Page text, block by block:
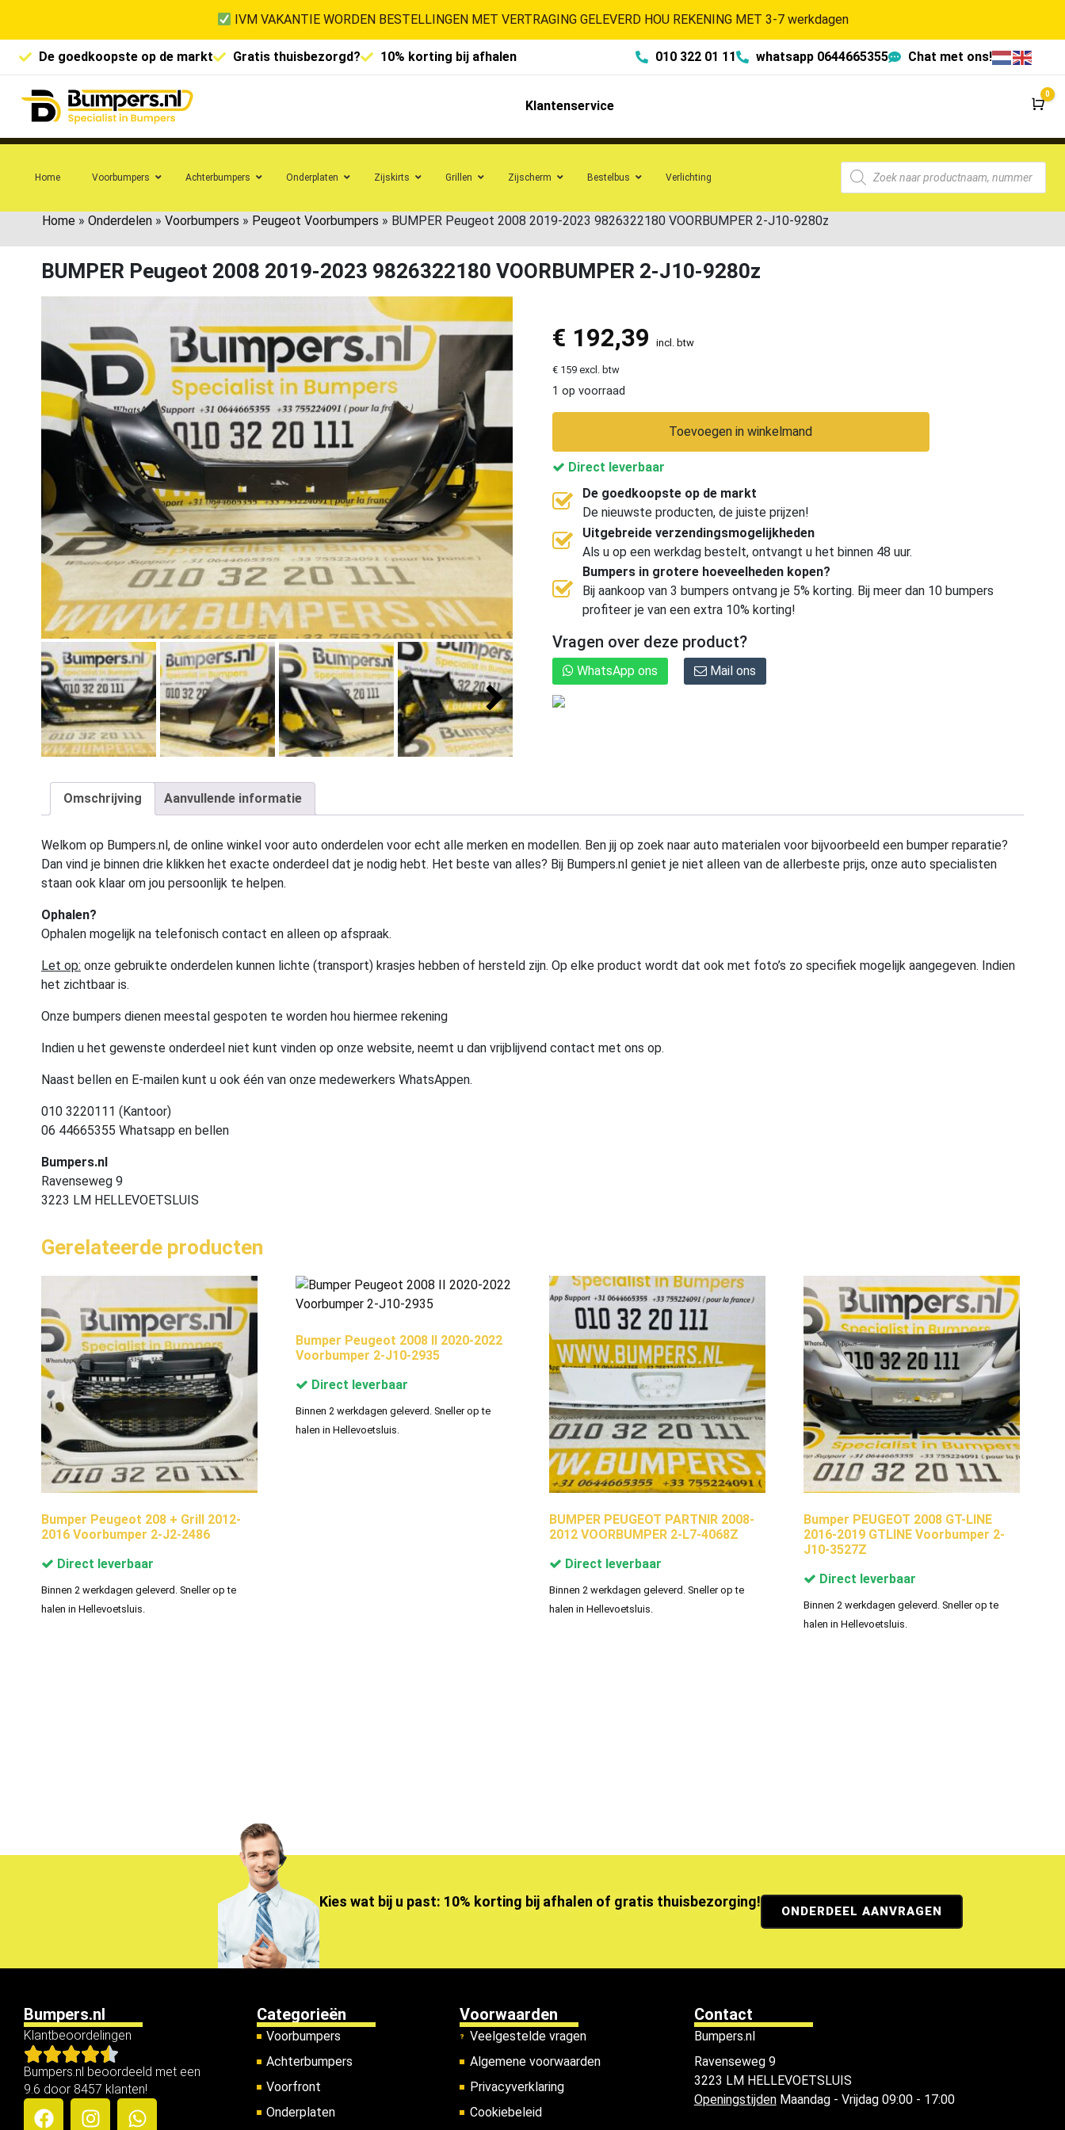
IVM VAKANTIE WORDEN BESTELLINGEN MET VERTRAGING GELEVERD HOU REKENING MET 3-7 werkdagen
De goedkoopste op de markt Gratis thuisbezorgd? 10% korting bij afhalen 010 322 01 11 whatsapp 0644665355 Chat met ons!
Klantenservice
0
Home Voorbumpers Achterbumpers Onderplaten Zijskirts Grillen Zijscherm Bestelbus Verlichting
Home » Onderdelen » Voorbumpers » Peugeot Voorbumpers » BUMPER Peugeot 2008 2019-2023 9826322180 VOORBUMPER 2-J10-9280z
BUMPER Peugeot 2008 2019-2023 9826322180 VOORBUMPER 2-J10-9280z
€ 192,39 incl. btw
€ 159 excl. btw
1 op voorraad
Toevoegen in winkelmand
Direct leverbaar
De goedkoopste op de markt
De nieuwste producten, de juiste prijzen!
Uitgebreide verzendingsmogelijkheden
Als u op een werkdag bestelt, ontvangt u het binnen 48 uur.
Bumpers in grotere hoeveelheden kopen?
Bij aankoop van 3 bumpers ontvang je 5% korting. Bij meer dan 10 bumpers
profiteer je van een extra 10% korting!
Vragen over deze product?
WhatsApp ons Mail ons
Omschrijving Aanvullende informatie
Welkom op Bumpers.nl, de online winkel voor auto onderdelen voor echt alle merken en modellen. Ben jij op zoek naar auto materialen voor bijvoorbeeld een bumper reparatie?
Dan vind je binnen drie klikken het exacte onderdeel dat je nodig hebt. Het beste van alles? Bij Bumpers.nl geniet je niet alleen van de allerbeste prijs, onze auto specialisten
staan ook klaar om jou persoonlijk te helpen.
Ophalen?
Ophalen mogelijk na telefonisch contact en alleen op afspraak.
Let op: onze gebruikte onderdelen kunnen lichte (transport) krasjes hebben of hersteld zijn. Op elke product wordt dat ook met foto’s zo specifiek mogelijk aangegeven. Indien
het zichtbaar is.
Onze bumpers dienen meestal gespoten te worden hou hiermee rekening
Indien u het gewenste onderdeel niet kunt vinden op onze website, neemt u dan vrijblijvend contact met ons op.
Naast bellen en E-mailen kunt u ook één van onze medewerkers WhatsAppen.
010 3220111 (Kantoor)
06 44665355 Whatsapp en bellen
Bumpers.nl
Ravenseweg 9
3223 LM HELLEVOETSLUIS
Gerelateerde producten
Bumper Peugeot 208 + Grill 2012-
2016 Voorbumper 2-J2-2486
Direct leverbaar
Binnen 2 werkdagen geleverd. Sneller op te
halen in Hellevoetsluis.
Bumper Peugeot 2008 II 2020-2022
Voorbumper 2-J10-2935
Direct leverbaar
Binnen 2 werkdagen geleverd. Sneller op te
halen in Hellevoetsluis.
BUMPER PEUGEOT PARTNIR 2008-
2012 VOORBUMPER 2-L7-4068Z
Direct leverbaar
Binnen 2 werkdagen geleverd. Sneller op te
halen in Hellevoetsluis.
Bumper PEUGEOT 2008 GT-LINE
2016-2019 GTLINE Voorbumper 2-
J10-3527Z
Direct leverbaar
Binnen 2 werkdagen geleverd. Sneller op te
halen in Hellevoetsluis.
Kies wat bij u past: 10% korting bij afhalen of gratis thuisbezorging!
ONDERDEEL AANVRAGEN
Bumpers.nl
Klantbeoordelingen
Bumpers.nl beoordeeld met een
9.6 door 8457 klanten!
Categorieën
Voorbumpers
Achterbumpers
Voorfront
Onderplaten
Voorwaarden
Veelgestelde vragen
Algemene voorwaarden
Privacyverklaring
Cookiebeleid
Contact
Bumpers.nl
Ravenseweg 9
3223 LM HELLEVOETSLUIS
OpeningstijdenMaandag - Vrijdag 09:00 - 17:00